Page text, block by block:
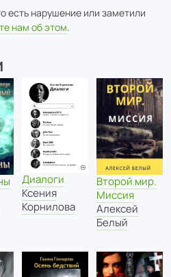
есть нарушение или заметили
нам об этом.
Диалоги
Ксения
Корнилова
Второй мир.
Миссия
Алексей
Белый